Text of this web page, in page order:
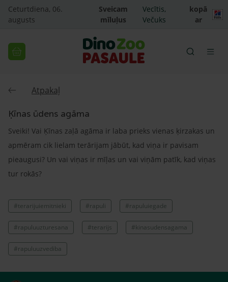
Ceturtdiena, 06.
augusts
Sveicam
mīluļus
Vecītis,
Večuks
kopā
ar
Atpakaļ
Ķīnas ūdens agāma
Sveiki! Vai Ķīnas zaļā agāma ir laba prieks vienas ķirzakas un
apmēram cik lielam terārijam jābūt, kad viņa ir pavisam
pieaugusi? Un vai viņas ir mīļas un vai viņām patīk, kad viņas
tur rokās?
#terarijuiemitnieki #rapuli #rapuluiegade
#rapuluuzturesana #terarijs #kinasudensagama
#rapuluuzvediba